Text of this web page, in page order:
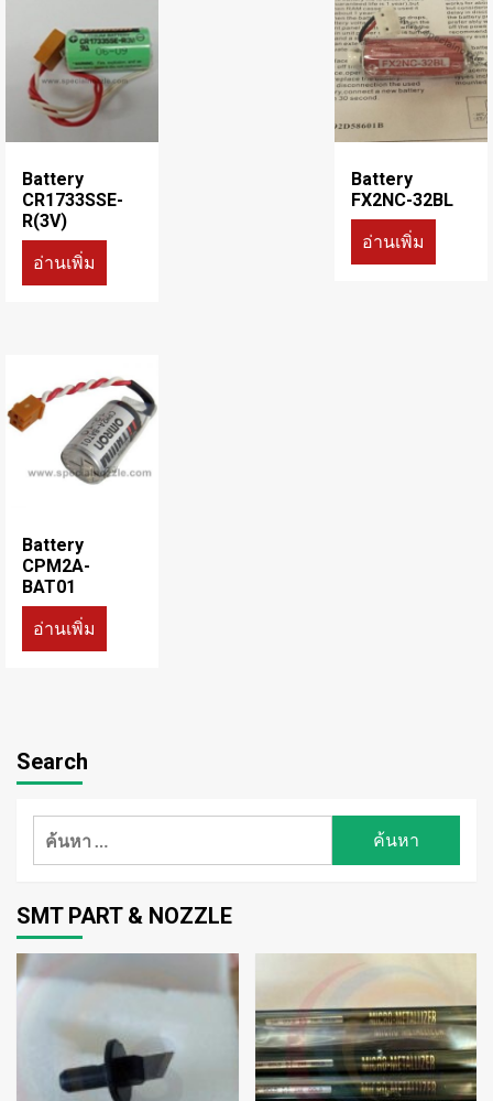
Battery
CR1733SSE-
R(3V)
อ่านเพิ่ม
Battery
FX2NC-32BL
อ่านเพิ่ม
Battery
CPM2A-
BAT01
อ่านเพิ่ม
Search
ค้นหา
SMT PART & NOZZLE